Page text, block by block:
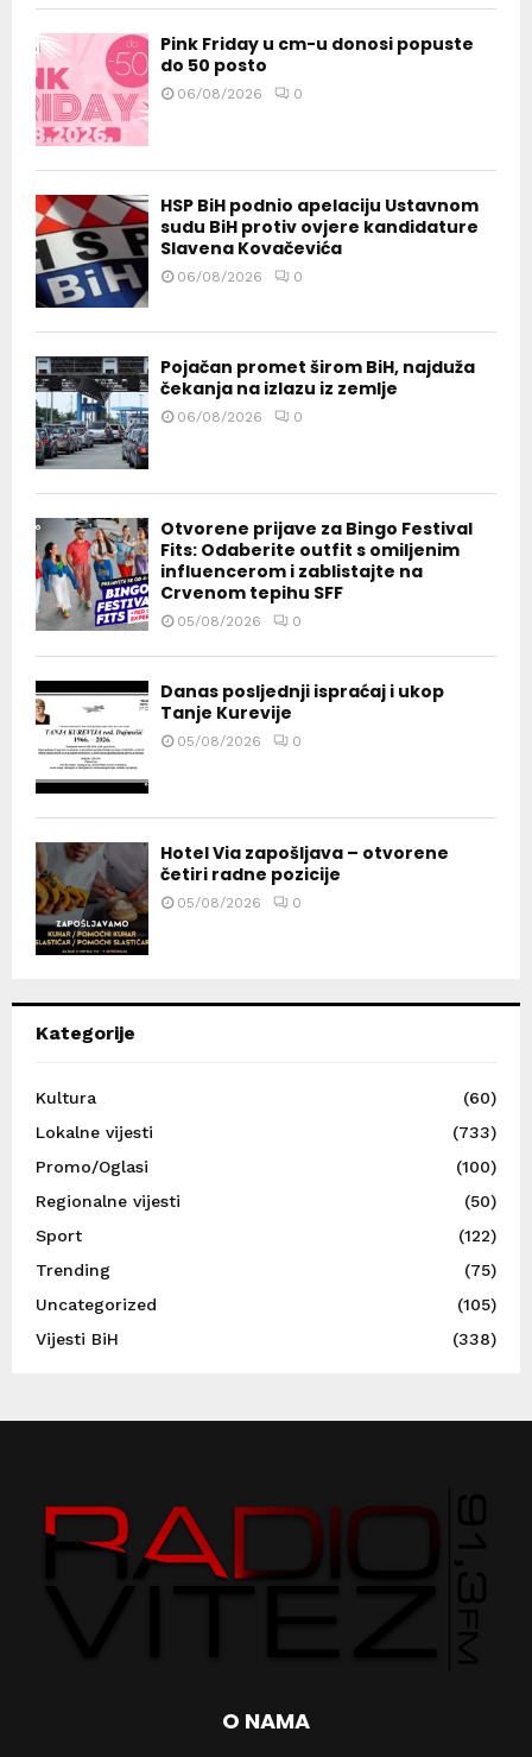
Pink Friday u cm-u donosi popuste
do 50 posto
06/08/2026 0
HSP BiH podnio apelaciju Ustavnom
sudu BiH protiv ovjere kandidature
Slavena Kovačevića
06/08/2026 0
Pojačan promet širom BiH, najduža
čekanja na izlazu iz zemlje
06/08/2026 0
Otvorene prijave za Bingo Festival
Fits: Odaberite outfit s omiljenim
influencerom i zablistajte na
Crvenom tepihu SFF
05/08/2026 0
Danas posljednji ispraćaj i ukop
Tanje Kurevije
05/08/2026 0
Hotel Via zapošljava – otvorene
četiri radne pozicije
05/08/2026 0
Kategorije
Kultura
(60)
Lokalne vijesti
(733)
Promo/Oglasi
(100)
Regionalne vijesti
(50)
Sport
(122)
Trending
(75)
Uncategorized
(105)
Vijesti BiH
(338)
O NAMA